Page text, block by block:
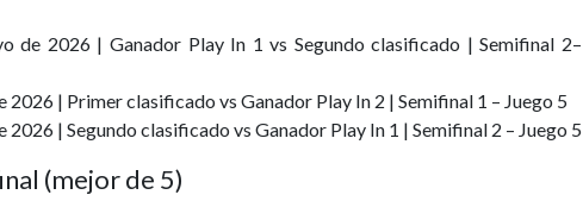
de 2026 | Ganador Play In 1 vs Segundo clasificado | Semifinal 2–
2026 | Primer clasificado vs Ganador Play In 2 | Semifinal 1 – Juego 5
2026 | Segundo clasificado vs Ganador Play In 1 | Semifinal 2 – Juego 5
(mejor de 5)